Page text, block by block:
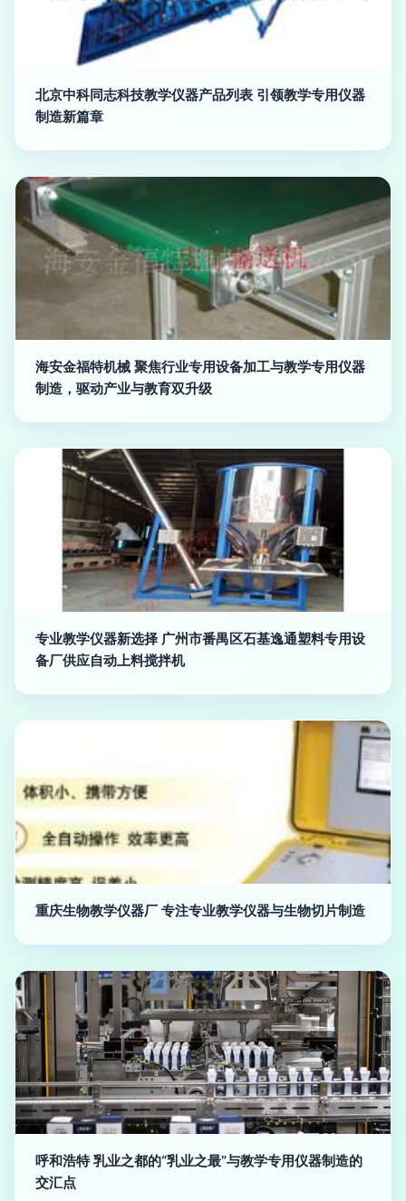
北京中科同志科技教学仪器产品列表 引领教学专用仪器
制造新篇章
海安金福特机械 聚焦行业专用设备加工与教学专用仪器
制造，驱动产业与教育双升级
专业教学仪器新选择 广州市番禺区石基逸通塑料专用设
备厂供应自动上料搅拌机
重庆生物教学仪器厂 专注专业教学仪器与生物切片制造
呼和浩特 乳业之都的“乳业之最”与教学专用仪器制造的
交汇点